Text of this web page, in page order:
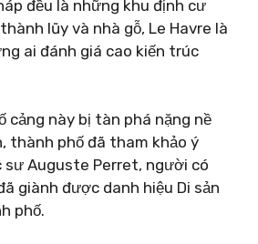
đều là những khu định cư
lũy và nhà gỗ, Le Havre là
ai đánh giá cao kiến ​​trúc
cảng này bị tàn phá nặng nề
thành phố đã tham khảo ý
sư Auguste Perret, người có
giành được danh hiệu Di sản
phố.